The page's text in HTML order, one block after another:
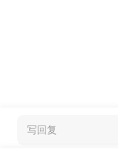
写回复